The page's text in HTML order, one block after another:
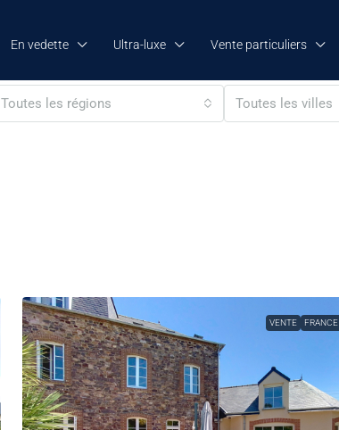
En vedette Ultra-luxe Vente particuliers
Toutes les régions Toutes les villes
VENTE FRANCE